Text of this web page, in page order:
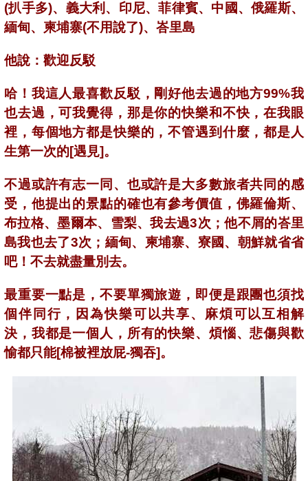
(扒手多)、義大利、印尼、菲律賓、中國、俄羅斯、
緬甸、柬埔寨(不用說了)、峇里島
他說：歡迎反駁
哈！我這人最喜歡反駁，剛好他去過的地方99%我
也去過，可我覺得，那是你的快樂和不快，在我眼
裡，每個地方都是快樂的，不管遇到什麼，都是人
生第一次的[遇見]。
不過或許有志一同、也或許是大多數旅者共同的感
受，他提出的景點的確也有參考價值，佛羅倫斯、
布拉格、墨爾本、雪梨、我去過3次；他不屑的峇里
島我也去了3次；緬甸、柬埔寨、寮國、朝鮮就省省
吧！不去就盡量別去。
最重要一點是，不要單獨旅遊，即便是跟團也須找
個伴同行，因為快樂可以共享、麻煩可以互相解
決，我都是一個人，所有的快樂、煩惱、悲傷與歡
愉都只能[棉被裡放屁-獨吞]。